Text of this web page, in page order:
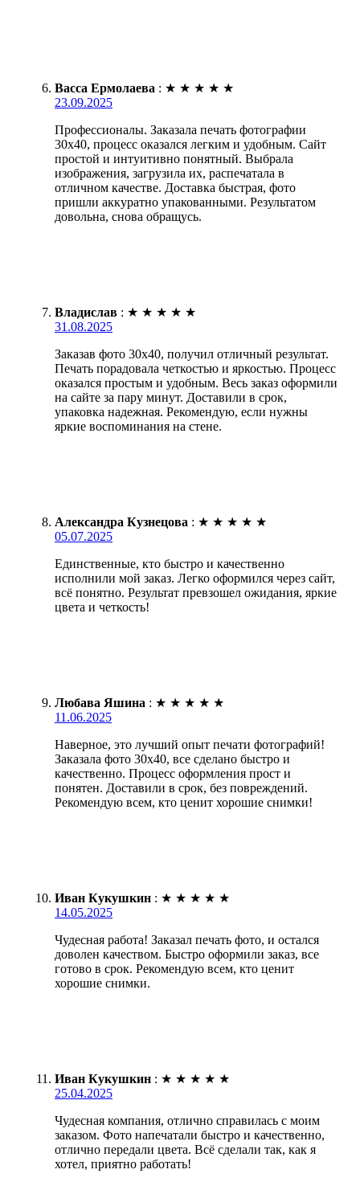
Васса Ермолаева : ★ ★ ★ ★ ★
23.09.2025
Профессионалы. Заказала печать фотографии
30х40, процесс оказался легким и удобным. Сайт
простой и интуитивно понятный. Выбрала
изображения, загрузила их, распечатала в
отличном качестве. Доставка быстрая, фото
пришли аккуратно упакованными. Результатом
довольна, снова обращусь.
Владислав : ★ ★ ★ ★ ★
31.08.2025
Заказав фото 30х40, получил отличный результат.
Печать порадовала четкостью и яркостью. Процесс
оказался простым и удобным. Весь заказ оформили
на сайте за пару минут. Доставили в срок,
упаковка надежная. Рекомендую, если нужны
яркие воспоминания на стене.
Александра Кузнецова : ★ ★ ★ ★ ★
05.07.2025
Единственные, кто быстро и качественно
исполнили мой заказ. Легко оформился через сайт,
всё понятно. Результат превзошел ожидания, яркие
цвета и четкость!
Любава Яшина : ★ ★ ★ ★ ★
11.06.2025
Наверное, это лучший опыт печати фотографий!
Заказала фото 30х40, все сделано быстро и
качественно. Процесс оформления прост и
понятен. Доставили в срок, без повреждений.
Рекомендую всем, кто ценит хорошие снимки!
Иван Кукушкин : ★ ★ ★ ★ ★
14.05.2025
Чудесная работа! Заказал печать фото, и остался
доволен качеством. Быстро оформили заказ, все
готово в срок. Рекомендую всем, кто ценит
хорошие снимки.
Иван Кукушкин : ★ ★ ★ ★ ★
25.04.2025
Чудесная компания, отлично справилась с моим
заказом. Фото напечатали быстро и качественно,
отлично передали цвета. Всё сделали так, как я
хотел, приятно работать!